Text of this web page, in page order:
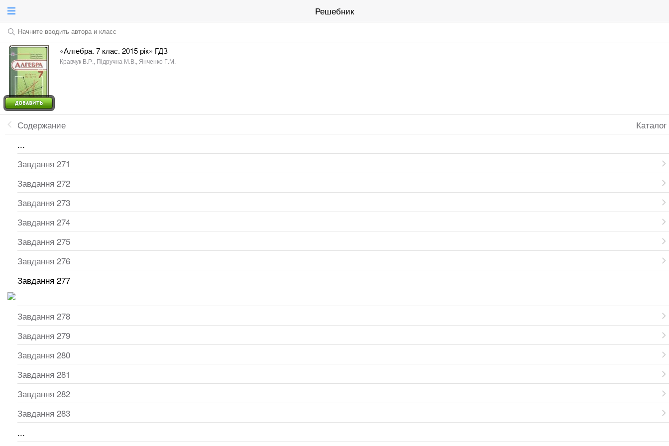
Решебник
Начните вводить автора и класс
«Алгебра. 7 клас. 2015 рік» ГДЗ
Кравчук В.Р., Підручна М.В., Янченко Г.М.
Каталог
Содержание
...
Завдання 271
Завдання 272
Завдання 273
Завдання 274
Завдання 275
Завдання 276
Завдання 277
Завдання 278
Завдання 279
Завдання 280
Завдання 281
Завдання 282
Завдання 283
...